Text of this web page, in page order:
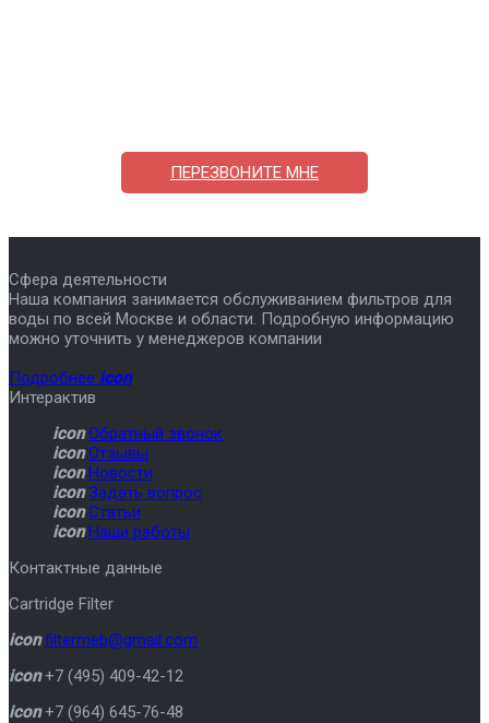
ПЕРЕЗВОНИТЕ МНЕ
Сфера деятельности
Наша компания занимается обслуживанием фильтров для
воды по всей Москве и области. Подробную информацию
можно уточнить у менеджеров компании
Подробнее icon
Интерактив
icon Обратный звонок
icon Отзывы
icon Новости
icon Задать вопрос
icon Статьи
icon Наши работы
Контактные данные
Cartridge Filter
icon filtermeb@gmail.com
icon +7 (495) 409-42-12
icon +7 (964) 645-76-48